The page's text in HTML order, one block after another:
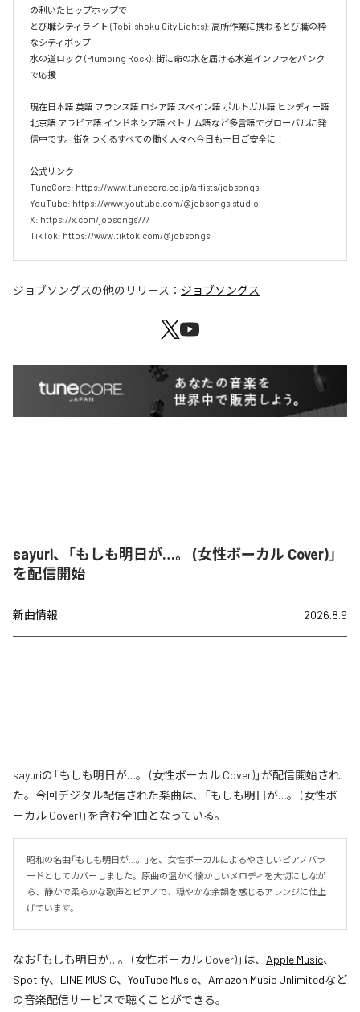
の利いたヒップホップで
とび職シティライト (Tobi-shoku City Lights): 高所作業に携わるとび職の粋
なシティポップ
水の道ロック (Plumbing Rock): 街に命の水を届ける水道インフラをパンク
で応援
現在日本語 英語 フランス語 ロシア語 スペイン語 ポルトガル語 ヒンディー語
北京語 アラビア語 インドネシア語 ベトナム語など多言語でグローバルに発
信中です。街をつくるすべての働く人々へ今日も一日ご安全に！
公式リンク
TuneCore: https://www.tunecore.co.jp/artists/jobsongs
YouTube: https://www.youtube.com/@jobsongs.studio
X: https://x.com/jobsongs777
TikTok: https://www.tiktok.com/@jobsongs
ジョブソングスの他のリリース： ジョブソングス
sayuri、「もしも明日が…。 (女性ボーカル Cover)」
を配信開始
新曲情報 2026.8.9
sayuriの「もしも明日が…。 (女性ボーカル Cover)」が配信開始され
た。今回デジタル配信された楽曲は、「もしも明日が…。 (女性ボ
ーカル Cover)」を含む全1曲となっている。
昭和の名曲「もしも明日が…。」を、女性ボーカルによるやさしいピアノバラ
ードとしてカバーしました。原曲の温かく懐かしいメロディを大切にしなが
ら、静かで柔らかな歌声とピアノで、穏やかな余韻を感じるアレンジに仕上
げています。
なお「もしも明日が…。 (女性ボーカル Cover)」は、 Apple Music、
Spotify、 LINE MUSIC、 YouTube Music、 Amazon Music Unlimitedなど
の音楽配信サービスで聴くことができる。